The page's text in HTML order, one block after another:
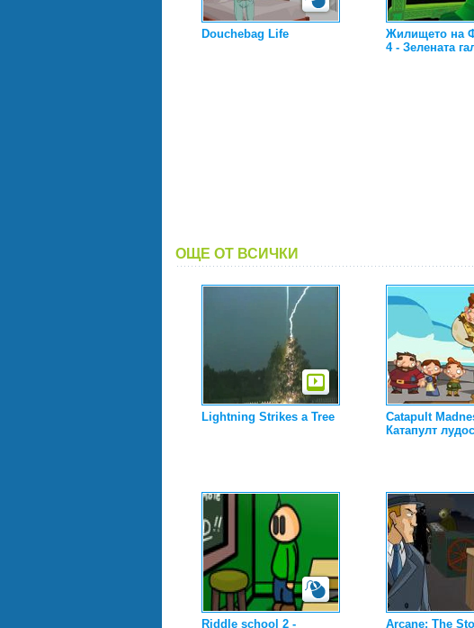
Douchebag Life
Жилището на
4 - Зелената
ОЩЕ ОТ ВСИЧКИ
Lightning Strikes a Tree
Catapult
Катапулт
Riddle school 2 - Arcane: The